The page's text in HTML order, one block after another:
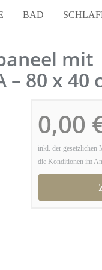
BAD
mit
– 80 x 40
0,00
inkl. der gesetzlichen
die Konditionen im